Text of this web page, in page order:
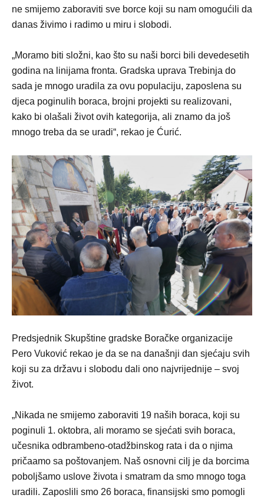
ne smijemo zaboraviti sve borce koji su nam omogućili da
danas živimo i radimo u miru i slobodi.
„Moramo biti složni, kao što su naši borci bili devedesetih
godina na linijama fronta. Gradska uprava Trebinja do
sada je mnogo uradila za ovu populaciju, zaposlena su
djeca poginulih boraca, brojni projekti su realizovani,
kako bi olašali život ovih kategorija, ali znamo da još
mnogo treba da se uradi“, rekao je Ćurić.
Predsjednik Skupštine gradske Boračke organizacije
Pero Vuković rekao je da se na današnji dan sjećaju svih
koji su za državu i slobodu dali ono najvrijednije – svoj
život.
„Nikada ne smijemo zaboraviti 19 naših boraca, koji su
poginuli 1. oktobra, ali moramo se sjećati svih boraca,
učesnika odbrambeno-otadžbinskog rata i da o njima
pričaamo sa poštovanjem. Naš osnovni cilj je da borcima
poboljšamo uslove života i smatram da smo mnogo toga
uradili. Zaposlili smo 26 boraca, finansijski smo pomogli